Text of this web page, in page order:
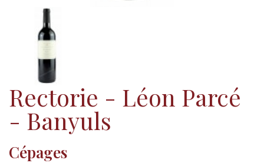
Rectorie - Léon Parcé
- Banyuls
Cépages